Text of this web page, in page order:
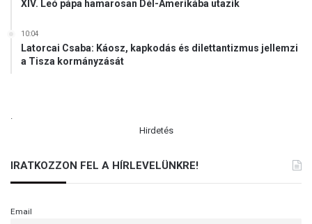
XIV. Leó pápa hamarosan Dél-Amerikába utazik
10:04
Latorcai Csaba: Káosz, kapkodás és dilettantizmus jellemzi
a Tisza kormányzását
.
Hirdetés
IRATKOZZON FEL A HÍRLEVELÜNKRE!
Email